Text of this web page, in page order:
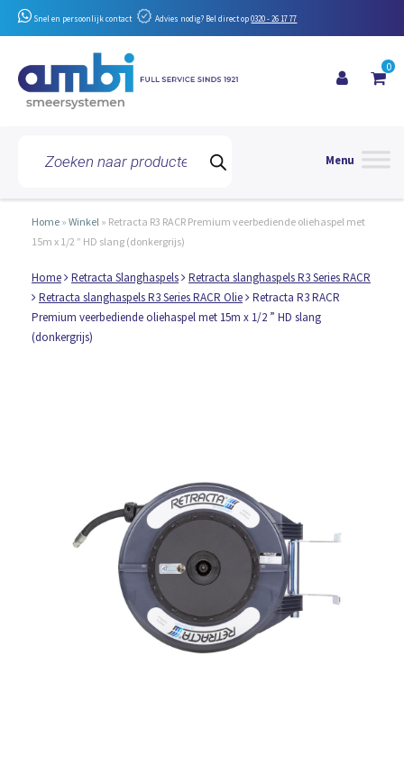
Snel en persoonlijk contact Advies nodig? Bel direct op0320 - 26 17 77
zoeken
0
Home » Winkel » Retracta R3 RACR Premium veerbediende oliehaspel met
15m x 1/2 ” HD slang (donkergrijs)
Home Retracta Slanghaspels
Retracta slanghaspels R3 Series RACR
Retracta slanghaspels R3 Series RACR Olie
Retracta R3 RACR
Premium veerbediende oliehaspel met 15m x 1/2 ” HD slang
(donkergrijs)